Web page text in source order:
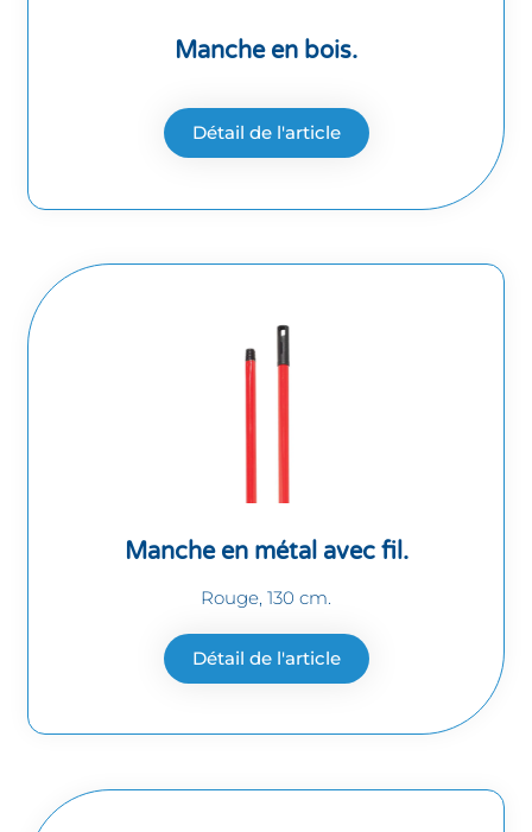
Manche en bois.
Détail de l'article
Manche en métal avec fil.
Rouge, 130 cm.
Détail de l'article